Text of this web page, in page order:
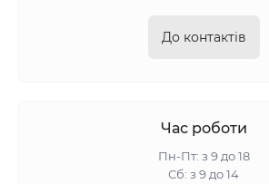
До контактів
Час роботи
Пн-Пт: з 9 до 18
Сб: з 9 до 14